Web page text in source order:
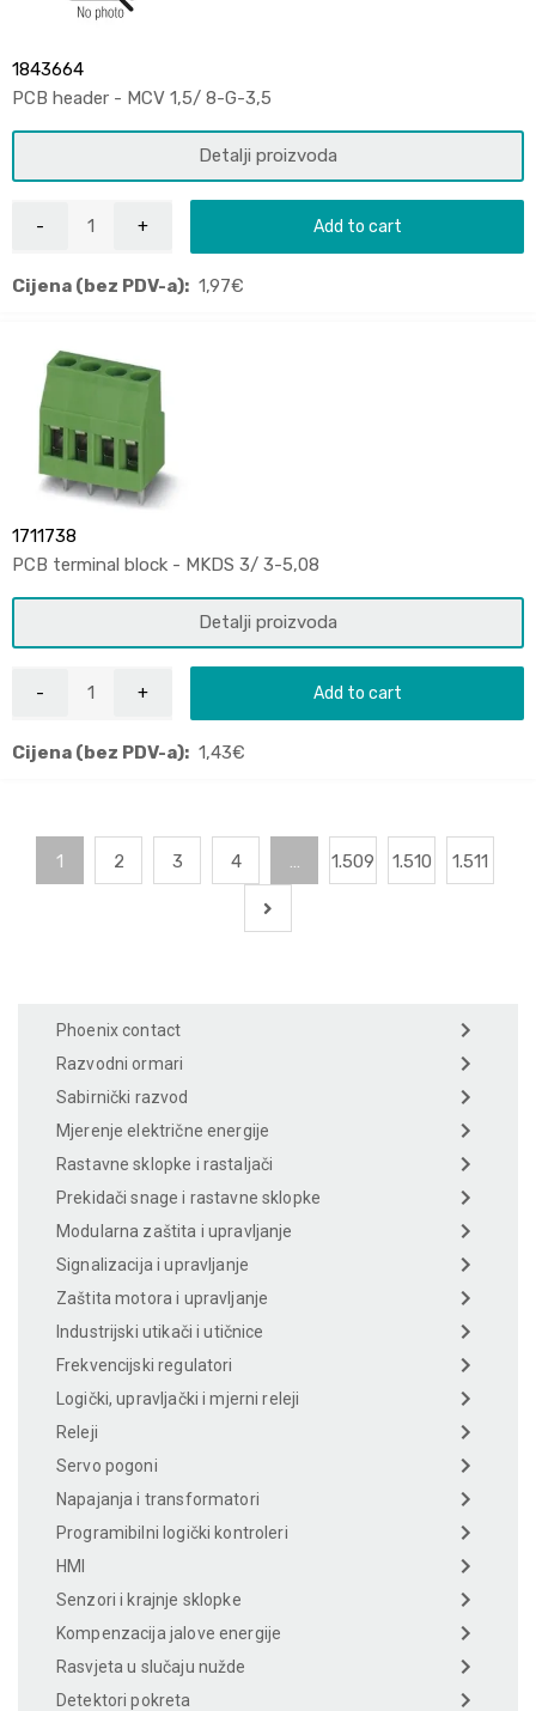
1843664
PCB header - MCV 1,5/ 8-G-3,5
Detalji proizvoda
Add to cart
Cijena (bez PDV-a): 1,97€
1711738
PCB terminal block - MKDS 3/ 3-5,08
Detalji proizvoda
Add to cart
Cijena (bez PDV-a): 1,43€
1 2 3 4 … 1.509 1.510 1.511
Phoenix contact
Razvodni ormari
Sabirnički razvod
Mjerenje električne energije
Rastavne sklopke i rastaljači
Prekidači snage i rastavne sklopke
Modularna zaštita i upravljanje
Signalizacija i upravljanje
Zaštita motora i upravljanje
Industrijski utikači i utičnice
Frekvencijski regulatori
Logički, upravljački i mjerni releji
Releji
Servo pogoni
Napajanja i transformatori
Programibilni logički kontroleri
HMI
Senzori i krajnje sklopke
Kompenzacija jalove energije
Rasvjeta u slučaju nužde
Detektori pokreta